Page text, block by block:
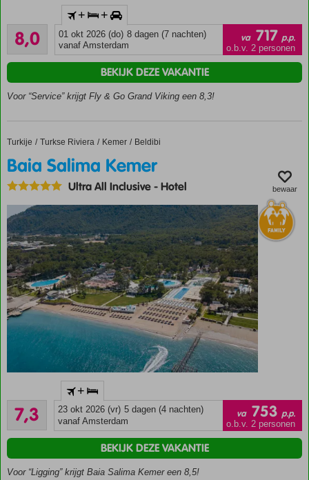
Kleinschalig
hotel
Prachtig
direct
berg, het
de
Lycische
weg
Gratis
shuttleservice
naar
privéstrand
en Kemer
20 jaar
uitstekende
gastvrijheid
8,0
Zeer goed
200
beoordelingen
+ +
01 okt 2026 (do) 8 dagen (7 nachten)
vanaf Amsterdam
va 717 p.p.
o.b.v. 2 personen
Voor “Service” krijgt Fly & Go Grand Viking een 8,3!
BEKIJK DEZE VAKANTIE
Home
Turkije Turkse Riviera Kemer Beldibi
Baia Salima Kemer
Baia Salima Kemer
Ultra All Inclusive-Hotel bewaar
strand
gelegen
2 à-la-
Zwembad
7,3
Voldoende/goed
6
beoordelingen
+
23 okt 2026 (vr) 5 dagen (4 nachten)
vanaf Amsterdam
va 753 p.p.
o.b.v. 2 personen
Voor “Ligging” krijgt Baia Salima Kemer een 8,5!
BEKIJK DEZE VAKANTIE